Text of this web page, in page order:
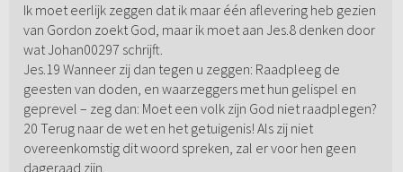
Ik moet eerlijk zeggen dat ik maar één aflevering heb gezien
van Gordon zoekt God, maar ik moet aan Jes.8 denken door
wat Johan00297 schrijft.
Jes.19 Wanneer zij dan tegen u zeggen: Raadpleeg de
geesten van doden, en waarzeggers met hun gelispel en
geprevel – zeg dan: Moet een volk zijn God niet raadplegen?
20 Terug naar de wet en het getuigenis! Als zij niet
overeenkomstig dit woord spreken, zal er voor hen geen
dageraad zijn.